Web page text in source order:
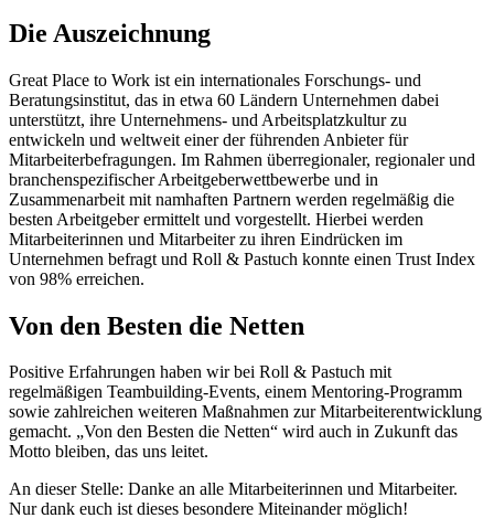
Die Auszeichnung
Great Place to Work ist ein internationales Forschungs- und
Beratungsinstitut, das in etwa 60 Ländern Unternehmen dabei
unterstützt, ihre Unternehmens- und Arbeitsplatzkultur zu
entwickeln und weltweit einer der führenden Anbieter für
Mitarbeiterbefragungen. Im Rahmen überregionaler, regionaler und
branchenspezifischer Arbeitgeberwettbewerbe und in
Zusammenarbeit mit namhaften Partnern werden regelmäßig die
besten Arbeitgeber ermittelt und vorgestellt. Hierbei werden
Mitarbeiterinnen und Mitarbeiter zu ihren Eindrücken im
Unternehmen befragt und Roll & Pastuch konnte einen Trust Index
von 98% erreichen.
Von den Besten die Netten
Positive Erfahrungen haben wir bei Roll & Pastuch mit
regelmäßigen Teambuilding-Events, einem Mentoring-Programm
sowie zahlreichen weiteren Maßnahmen zur Mitarbeiterentwicklung
gemacht. „Von den Besten die Netten“ wird auch in Zukunft das
Motto bleiben, das uns leitet.
An dieser Stelle: Danke an alle Mitarbeiterinnen und Mitarbeiter.
Nur dank euch ist dieses besondere Miteinander möglich!